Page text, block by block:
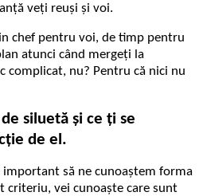
veți reuși și voi.
chef pentru voi, de timp pentru
atunci când mergeți la
complicat, nu? Pentru că nici nu
siluetă și ce ți se
de el.
important să ne cunoaștem forma
criteriu, vei cunoaște care sunt